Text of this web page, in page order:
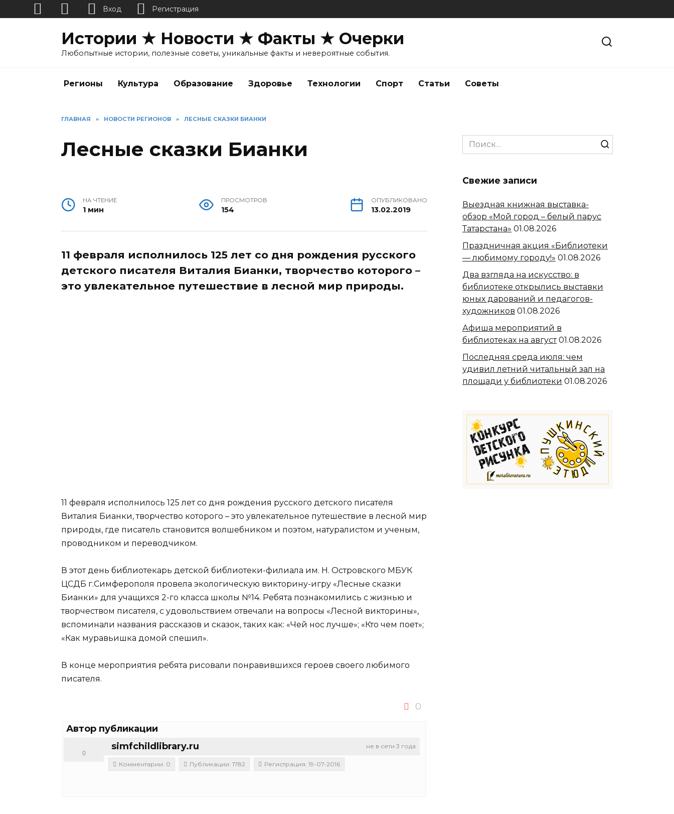
Истории ★ Новости ★ Факты ★ Очерки
Любопытные истории, полезные советы, уникальные факты и невероятные события.
Регионы Культура Образование Здоровье Технологии Спорт Статьи Советы
ГЛАВНАЯ » НОВОСТИ РЕГИОНОВ » ЛЕСНЫЕ СКАЗКИ БИАНКИ
Лесные сказки Бианки
НА ЧТЕНИЕ
1 мин
ПРОСМОТРОВ
154
ОПУБЛИКОВАНО
13.02.2019
11 февраля исполнилось 125 лет со дня рождения русского
детского писателя Виталия Бианки, творчество которого –
это увлекательное путешествие в лесной мир природы.
11 февраля исполнилось 125 лет со дня рождения русского детского писателя
Виталия Бианки, творчество которого – это увлекательное путешествие в лесной мир
природы, где писатель становится волшебником и поэтом, натуралистом и ученым,
проводником и переводчиком.
В этот день библиотекарь детской библиотеки-филиала им. Н. Островского МБУК
ЦСДБ г.Симферополя провела экологическую викторину-игру «Лесные сказки
Бианки» для учащихся 2-го класса школы №14. Ребята познакомились с жизнью и
творчеством писателя, с удовольствием отвечали на вопросы «Лесной викторины»,
вспоминали названия рассказов и сказок, таких как: «Чей нос лучше»; «Кто чем поет»;
«Как муравьишка домой спешил».
В конце мероприятия ребята рисовали понравившихся героев своего любимого
писателя.
0
Автор публикации
не в сети 3 года
simfchildlibrary.ru
0
Комментарии: 0 Публикации: 1782 Регистрация: 19-07-2016
Search
for:
Свежие записи
Выездная книжная выставка-
обзор «Мой город – белый парус
Татарстана» 01.08.2026
Праздничная акция «Библиотеки
— любимому городу!» 01.08.2026
Два взгляда на искусство: в
библиотеке открылись выставки
юных дарований и педагогов-
художников 01.08.2026
Афиша мероприятий в
библиотеках на август 01.08.2026
Последняя среда июля: чем
удивил летний читальный зал на
площади у библиотеки 01.08.2026
Вход Регистрация